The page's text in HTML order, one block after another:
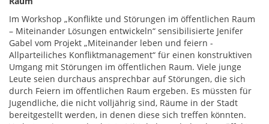
Im Workshop „Konflikte und Störungen im öffentlichen Raum
– Miteinander Lösungen entwickeln“ sensibilisierte Jenifer
Gabel vom Projekt „Miteinander leben und feiern -
Allparteiliches Konfliktmanagement“ für einen konstruktiven
Umgang mit Störungen im öffentlichen Raum. Viele junge
Leute seien durchaus ansprechbar auf Störungen, die sich
durch Feiern im öffentlichen Raum ergeben. Es müssten für
Jugendliche, die nicht volljährig sind, Räume in der Stadt
bereitgestellt werden, in denen diese sich treffen könnten.